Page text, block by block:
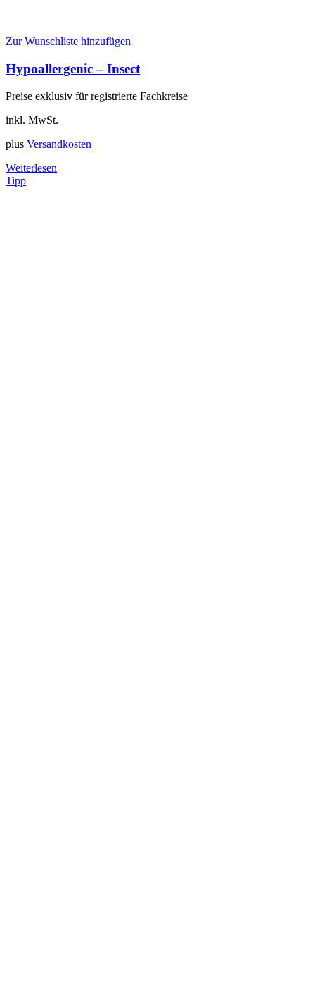
Zur Wunschliste hinzufügen
Hypoallergenic – Insect
Preise exklusiv für registrierte Fachkreise
inkl. MwSt.
plus Versandkosten
Weiterlesen
Tipp